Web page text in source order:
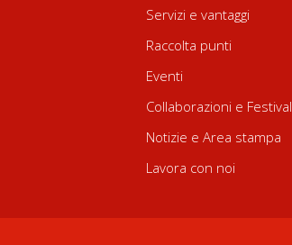
Servizi e vantaggi
Raccolta punti
Eventi
Collaborazioni e Festival
Notizie e Area stampa
Lavora con noi